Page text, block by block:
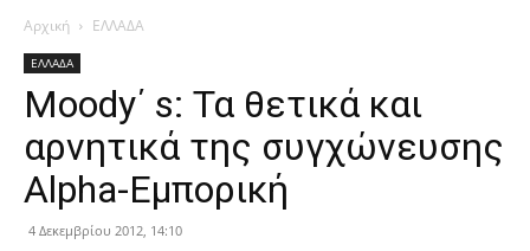
Αρχική ΕΛΛΑΔΑ
ΕΛΛΑΔΑ
Moody΄ s: Τα θετικά και
αρνητικά της συγχώνευσης
Alpha-Εμπορική
4 Δεκεμβρίου 2012, 14:10